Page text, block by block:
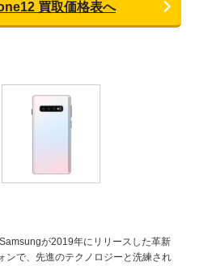
買取価格表へ
が2019年にリリースした革新
ンで、先進のテクノロジーと洗練され